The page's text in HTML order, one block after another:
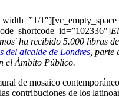
1″][vc_empty_space
ha recibido 5.000 libras
del alcalde de Londres ,
el Ámbito Público.
de mosaico
contribuciones de los